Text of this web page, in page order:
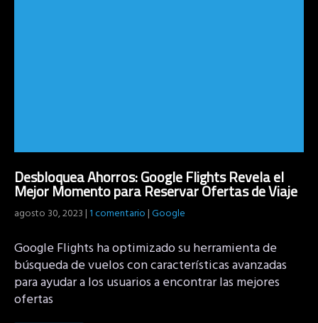
Desbloquea Ahorros: Google Flights Revela el
Mejor Momento para Reservar Ofertas de Viaje
agosto 30, 2023|1 comentario|Google
Google Flights ha optimizado su herramienta de
búsqueda de vuelos con características avanzadas
para ayudar a los usuarios a encontrar las mejores
ofertas